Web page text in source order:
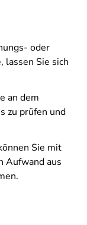
oder
lassen Sie sich
an dem
zu prüfen und
Sie mit
Aufwand aus